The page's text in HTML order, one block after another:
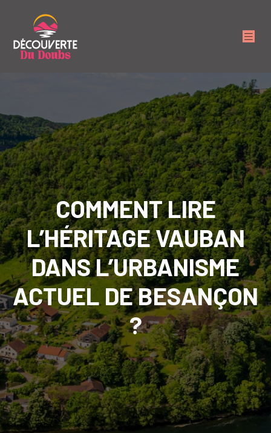
COMMENT LIRE
L’HÉRITAGE VAUBAN
DANS L’URBANISME
ACTUEL DE BESANÇON
?